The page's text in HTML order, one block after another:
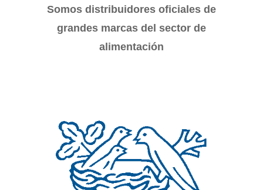
Somos distribuidores oficiales de
grandes marcas del sector de
alimentación